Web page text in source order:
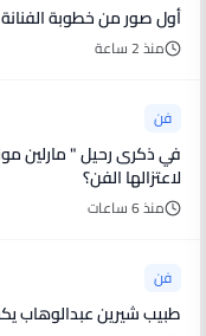
أول صور من خطوبة
منذ 2 ساعة
فن
لاعتزالها الفن؟
منذ 6 ساعات
فن
طبيب شيرين عبدالوهاب